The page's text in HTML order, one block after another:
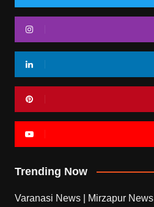
Trending Now
Varanasi News Mirzapur News